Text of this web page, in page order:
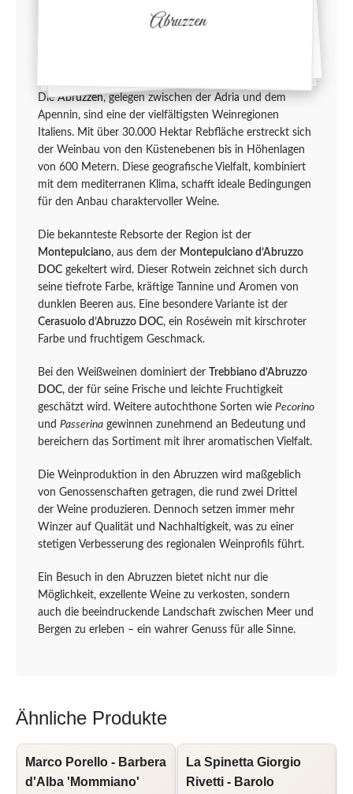
DieAbruzzen, gelegen zwischen der Adria und dem
Apennin, sind eine der vielfältigsten Weinregionen
Italiens. Mit über 30.000 Hektar Rebfläche erstreckt sich
der Weinbau von den Küstenebenen bis in Höhenlagen
von 600 Metern. Diese geografische Vielfalt, kombiniert
mit dem mediterranen Klima, schafft ideale Bedingungen
für den Anbau charaktervoller Weine.
Die bekannteste Rebsorte der Region ist der
Montepulciano, aus dem der Montepulciano d’Abruzzo
DOC gekeltert wird. Dieser Rotwein zeichnet sich durch
seine tiefrote Farbe, kräftige Tannine und Aromen von
dunklen Beeren aus. Eine besondere Variante ist der
Cerasuolo d’Abruzzo DOC, ein Roséwein mit kirschroter
Farbe und fruchtigem Geschmack.
Bei den Weißweinen dominiert der
Trebbiano d’Abruzzo
DOC, der für seine Frische und leichte Fruchtigkeit
geschätzt wird. Weitere autochthone Sorten wie Pecorino
und Passerina gewinnen zunehmend an Bedeutung und
bereichern das Sortiment mit ihrer aromatischen Vielfalt.
Die Weinproduktion in den Abruzzen wird maßgeblich
von Genossenschaften getragen, die rund zwei Drittel
der Weine produzieren. Dennoch setzen immer mehr
Winzer auf Qualität und Nachhaltigkeit, was zu einer
stetigen Verbesserung des regionalen Weinprofils führt.
Ein Besuch in den Abruzzen bietet nicht nur die
Möglichkeit, exzellente Weine zu verkosten, sondern
auch die beeindruckende Landschaft zwischen Meer und
Bergen zu erleben – ein wahrer Genuss für alle Sinne.
Abruzzen
Ähnliche Produkte
Marco Porello - Barbera
d'Alba 'Mommiano'
La Spinetta Giorgio
Rivetti - Barolo